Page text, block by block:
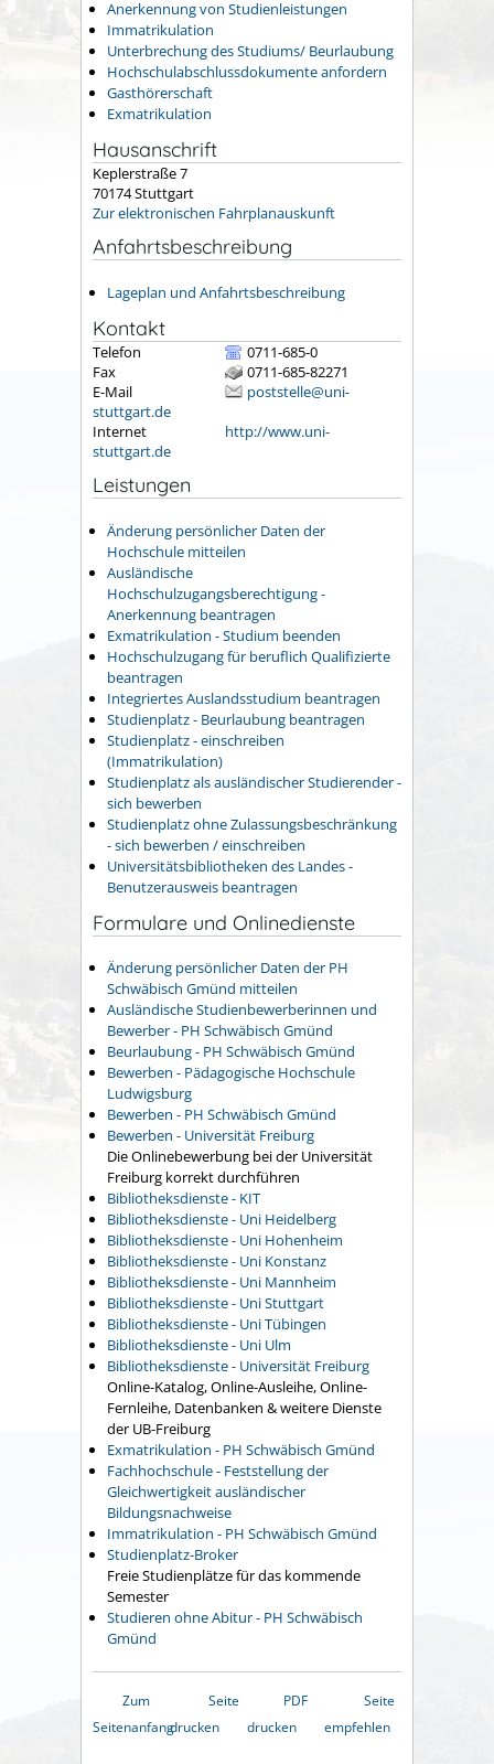
Anerkennung von Studienleistungen
Immatrikulation
Unterbrechung des Studiums/ Beurlaubung
Hochschulabschlussdokumente anfordern
Gasthörerschaft
Exmatrikulation
Hausanschrift
Keplerstraße 7
70174Stuttgart
Zur elektronischen Fahrplanauskunft
Anfahrtsbeschreibung
Lageplan und Anfahrtsbeschreibung
Kontakt
Telefon
0711-685-0
Fax
0711-685-82271
E-Mail
poststelle@uni-
stuttgart.de
Internet
http://www.uni-
stuttgart.de
Leistungen
Änderung persönlicher Daten der
Hochschule mitteilen
Ausländische
Hochschulzugangsberechtigung -
Anerkennung beantragen
Exmatrikulation - Studium beenden
Hochschulzugang für beruflich Qualifizierte
beantragen
Integriertes Auslandsstudium beantragen
Studienplatz - Beurlaubung beantragen
Studienplatz - einschreiben
(Immatrikulation)
Studienplatz als ausländischer Studierender -
sich bewerben
Studienplatz ohne Zulassungsbeschränkung
- sich bewerben / einschreiben
Universitätsbibliotheken des Landes -
Benutzerausweis beantragen
Formulare und Onlinedienste
Änderung persönlicher Daten der PH
Schwäbisch Gmünd mitteilen
Ausländische Studienbewerberinnen und
Bewerber - PH Schwäbisch Gmünd
Beurlaubung - PH Schwäbisch Gmünd
Bewerben - Pädagogische Hochschule
Ludwigsburg
Bewerben - PH Schwäbisch Gmünd
Bewerben - Universität Freiburg
Die Onlinebewerbung bei der Universität
Freiburg korrekt durchführen
Bibliotheksdienste - KIT
Bibliotheksdienste - Uni Heidelberg
Bibliotheksdienste - Uni Hohenheim
Bibliotheksdienste - Uni Konstanz
Bibliotheksdienste - Uni Mannheim
Bibliotheksdienste - Uni Stuttgart
Bibliotheksdienste - Uni Tübingen
Bibliotheksdienste - Uni Ulm
Bibliotheksdienste - Universität Freiburg
Online-Katalog, Online-Ausleihe, Online-
Fernleihe, Datenbanken & weitere Dienste
der UB-Freiburg
Exmatrikulation - PH Schwäbisch Gmünd
Fachhochschule - Feststellung der
Gleichwertigkeit ausländischer
Bildungsnachweise
Immatrikulation - PH Schwäbisch Gmünd
Studienplatz-Broker
Freie Studienplätze für das kommende
Semester
Studieren ohne Abitur - PH Schwäbisch
Gmünd
Zum
Seitenanfang
Seite
drucken
PDF
drucken
Seite
empfehlen